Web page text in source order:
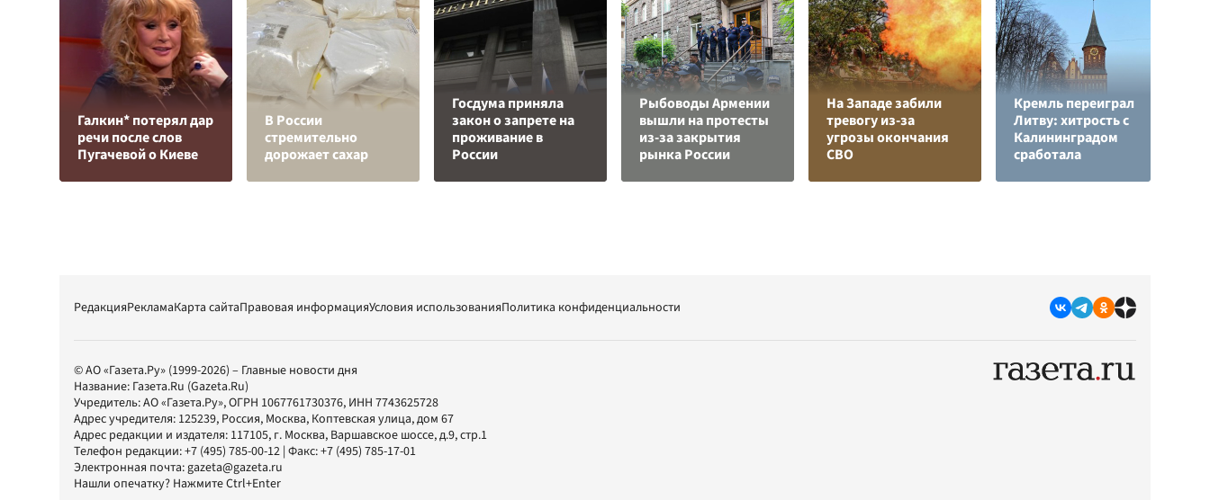
Галкин* потерял дар
речи после слов
Пугачевой о Киеве
В России
стремительно
дорожает сахар
Госдума приняла
закон о запрете на
проживание в
России
Рыбоводы Армении
вышли на протесты
из-за закрытия
рынка России
На Западе забили
тревогу из-за
угрозы окончания
СВО
Кремль переиграл
Литву: хитрость с
Калининградом
сработала
РедакцияРекламаКарта сайтаПравовая информацияУсловия использованияПолитика конфиденциальности
© АО «Газета.Ру» (1999-2026) – Главные новости дня
Название: Газета.Ru (Gazeta.Ru)
Учредитель:АО «Газета.Ру», ОГРН 1067761730376, ИНН 7743625728
Адрес учредителя: 125239, Россия, Москва, Коптевская улица, дом 67
Адрес редакции и издателя: 117105, г. Москва, Варшавское шоссе, д.9, стр.1
Телефон редакции:+7 (495) 785-00-12 | Факс:+7 (495) 785-17-01
Электронная почта:gazeta@gazeta.ru
Нашли опечатку? Нажмите Ctrl+Enter